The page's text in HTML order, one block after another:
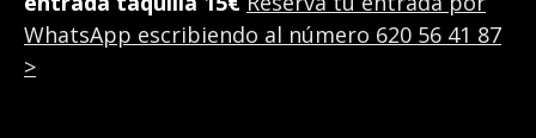
WhatsApp escribiendo al número 620 56 41 87
>